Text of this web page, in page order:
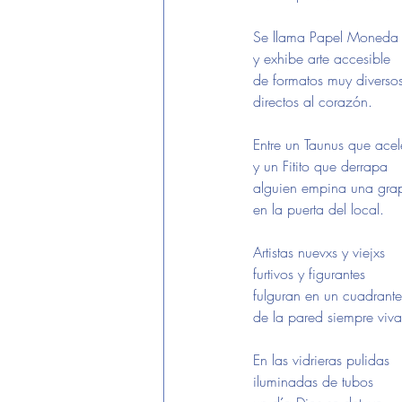
Se llama Papel Moneda
y exhibe arte accesible
de formatos muy
directos al corazón.
Entre un Taunus que
y un Fitito que derrapa
alguien empina una
en la puerta del local.
Artistas nuevxs y viejxs
furtivos y figurantes
fulguran en un cuadrante
de la pared siempre
En las vidrieras pulidas
iluminadas de tubos